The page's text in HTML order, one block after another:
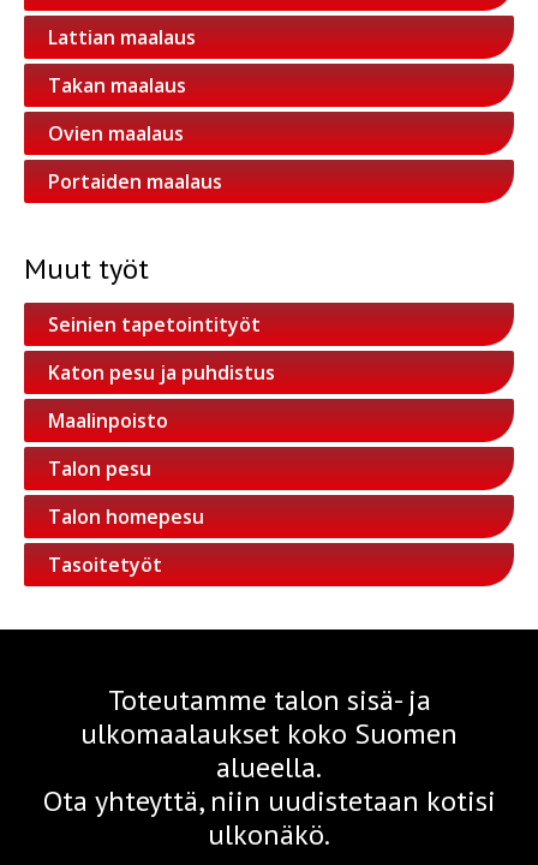
Lattian maalaus
Takan maalaus
Ovien maalaus
Portaiden maalaus
Muut työt
Seinien tapetointityöt
Katon pesu ja puhdistus
Maalinpoisto
Talon pesu
Talon homepesu
Tasoitetyöt
Toteutamme talon sisä- ja
ulkomaalaukset koko Suomen
alueella.
Ota yhteyttä, niin uudistetaan kotisi
ulkonäkö.